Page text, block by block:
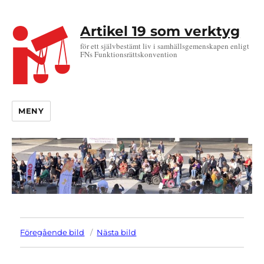
Artikel 19 som verktyg
för ett självbestämt liv i samhällsgemenskapen enligt
FNs Funktionsrättskonvention
MENY
Föregående bild Nästa bild